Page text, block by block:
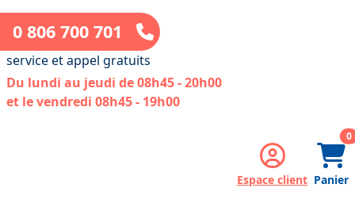
0 806 700 701
service et appel gratuits
Du lundi au jeudi de 08h45 - 20h00
et le vendredi 08h45 - 19h00
Espace client Panier
0